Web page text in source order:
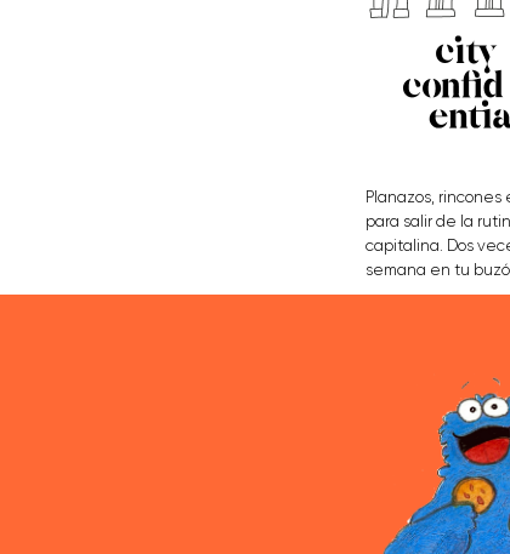
Planazos, rincones
para salir de la
capitalina. Dos
semana en tu
QUIÉNES